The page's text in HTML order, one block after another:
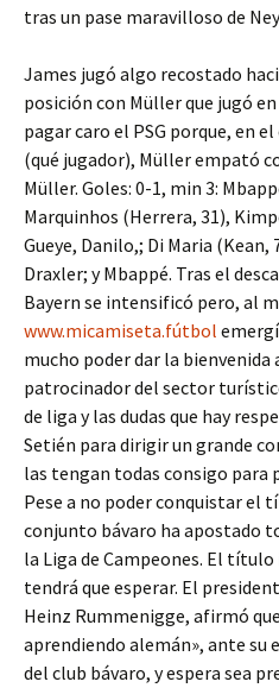
tras un pase maravilloso de
James jugó algo recostado
posición con Müller que jugó
pagar caro el PSG porque, en
(qué jugador), Müller empató
Müller. Goles: 0-1, min 3:
Marquinhos (Herrera, 31),
Gueye, Danilo,; Di Maria
Draxler; y Mbappé. Tras el
Bayern se intensificó pero, al
www.micamiseta.fútbol
mucho poder dar la bienvenida
patrocinador del sector
de liga y las dudas que hay
Setién para dirigir un grande
las tengan todas consigo para
Pese a no poder conquistar el
conjunto bávaro ha apostado
la Liga de Campeones. El
tendrá que esperar. El
Heinz Rummenigge, afirmó
aprendiendo alemán», ante
del club bávaro, y espera sea